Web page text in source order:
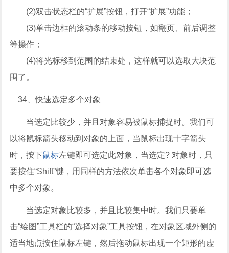
(2)双击状态栏的“扩展”按钮，打开“扩展”功能；
(3)单击边框的滚动条的移动按钮，如翻页、前后调整
等操作；
(4)将光标移到范围的结束处，这样就可以选取大块范
围了。
34、快速选定多个对象
当选定比较少，并且对象容易被鼠标捕捉时。我们可
以将鼠标箭头移动到对象的上面，当鼠标出现十字箭头
时，按下鼠标左键即可选定此对象，当选定? 对象时，只
要按住“Shift”键，用同样的方法依次单击各个对象即可选
中多个对象。
当选定对象比较多，并且比较集中时。我们只要单
击“绘图”工具栏的“选择对象”工具按钮，在对象区域外侧的
适当地点按住鼠标左键，然后拖动鼠标出现一个矩形的虚